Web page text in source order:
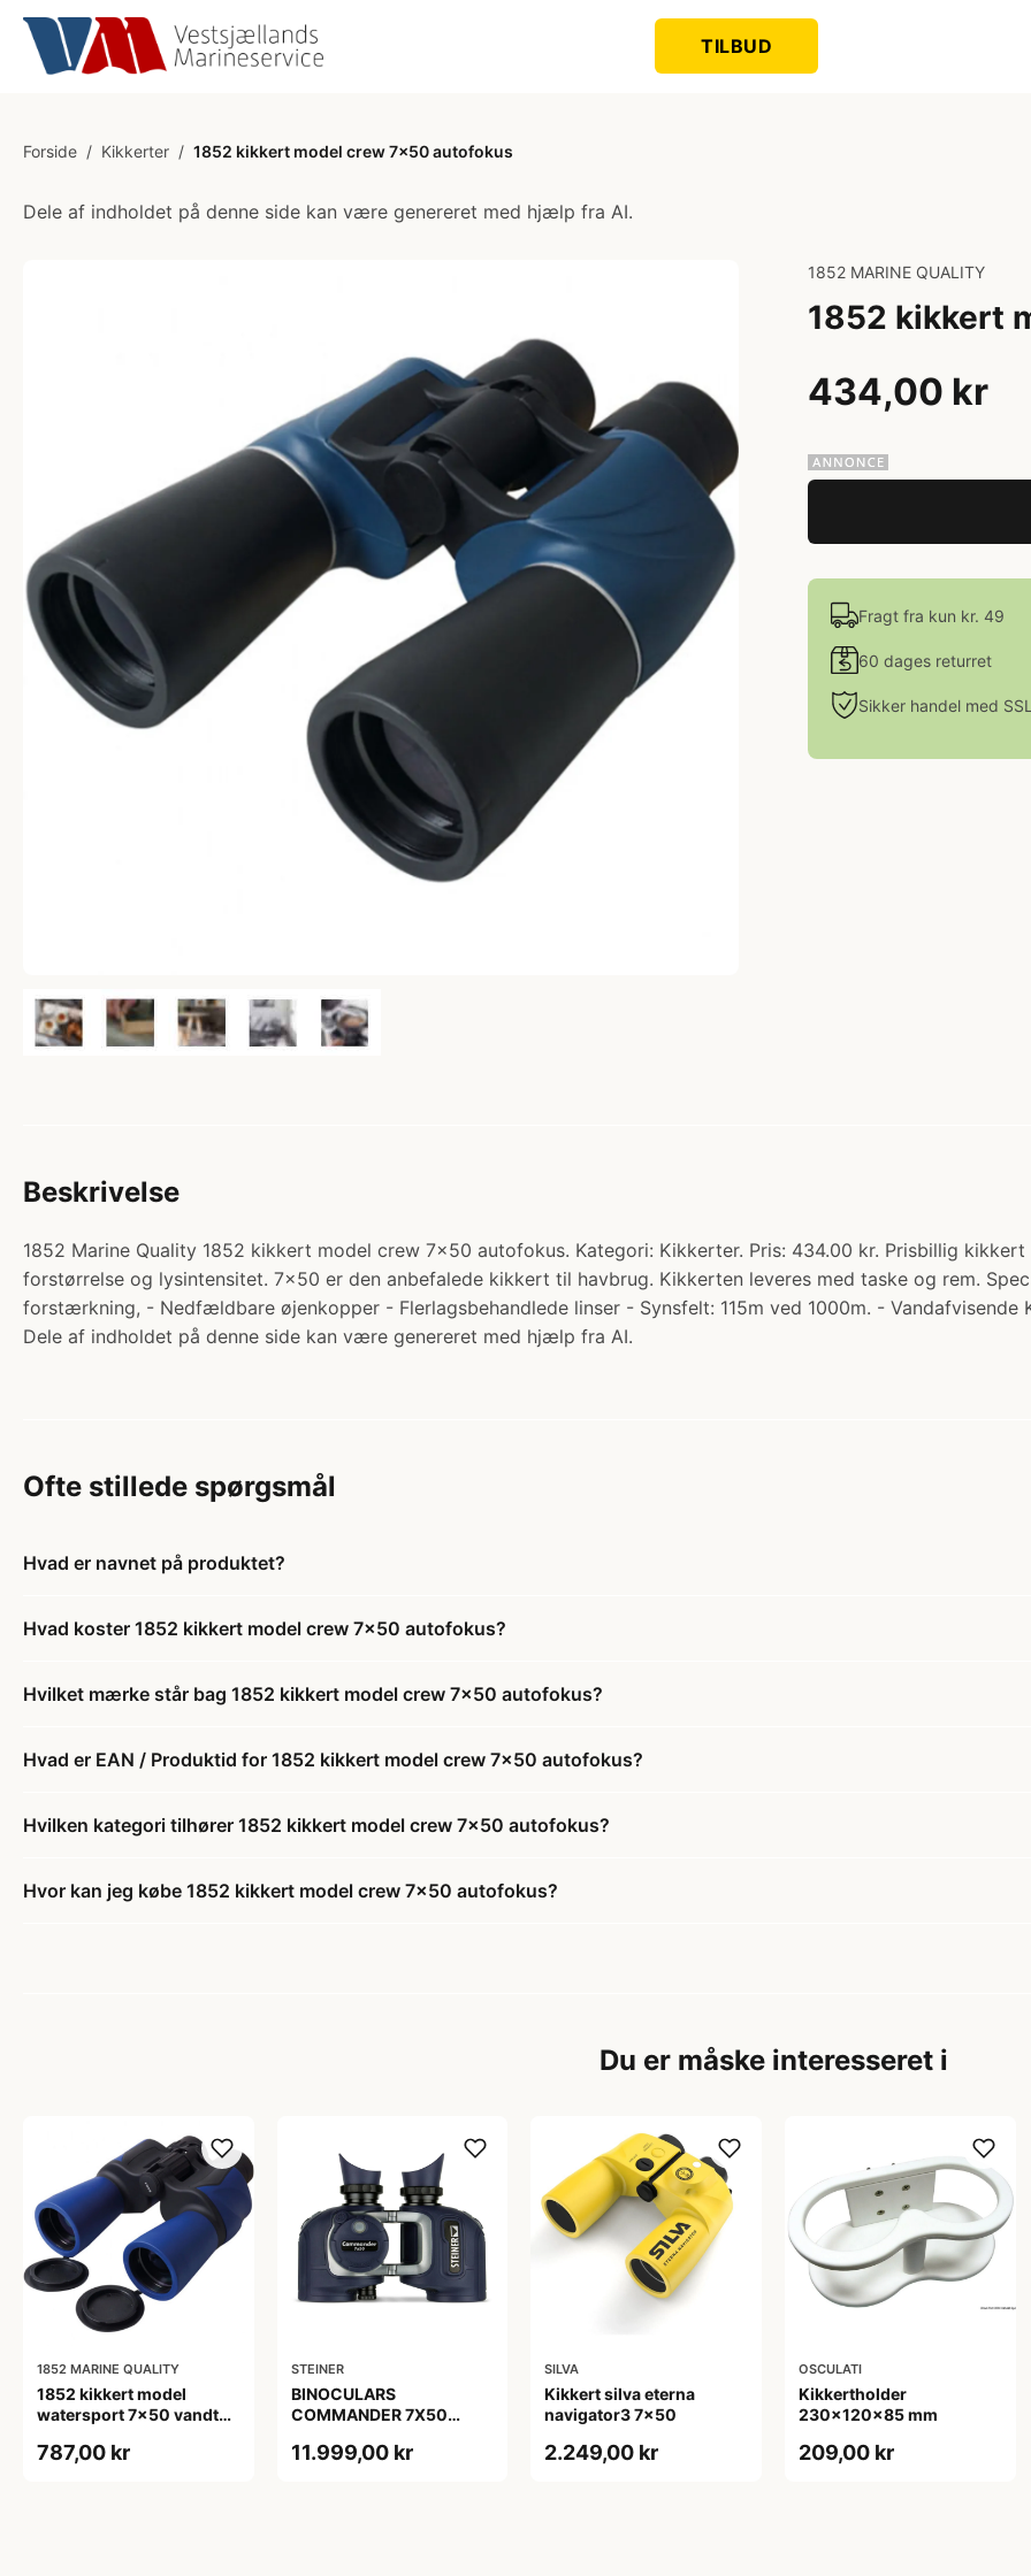
TILBUD
Forside / Kikkerter / 1852 kikkert model crew 7x50 autofokus
Dele af indholdet på denne side kan være genereret med hjælp fra AI.
1852 MARINE QUALITY
1852 kikkert
434,00 kr
Fragt fra kun kr. 49
60 dages returret
Sikker handel med
Beskrivelse
1852 Marine Quality 1852 kikkert model crew 7x50 autofokus. Kategori: Kikkerter. Pris: 434.00 kr. Prisbillig
forstørrelse og lysintensitet. 7x50 er den anbefalede kikkert til havbrug. Kikkerten leveres med taske og rem.
forstærkning, - Nedfældbare øjenkopper - Flerlagsbehandlede linser - Synsfelt: 115m ved 1000m. - Vandafvisende
Dele af indholdet på denne side kan være genereret med hjælp fra AI.
Ofte stillede spørgsmål
Hvad er navnet på produktet?
Hvad koster 1852 kikkert model crew 7x50 autofokus?
Hvilket mærke står bag 1852 kikkert model crew 7x50 autofokus?
Hvad er EAN / Produktid for 1852 kikkert model crew 7x50 autofokus?
Hvilken kategori tilhører 1852 kikkert model crew 7x50 autofokus?
Hvor kan jeg købe 1852 kikkert model crew 7x50 autofokus?
Du er måske interesseret i
1852 MARINE QUALITY
1852 kikkert model
watersport 7x50 vandtæt
787,00 kr
STEINER
BINOCULARS
COMMANDER 7X50
11.999,00 kr
SILVA
Kikkert silva eterna
navigator3 7x50
2.249,00 kr
OSCULATI
Kikkertholder
230x120x85 mm
209,00 kr